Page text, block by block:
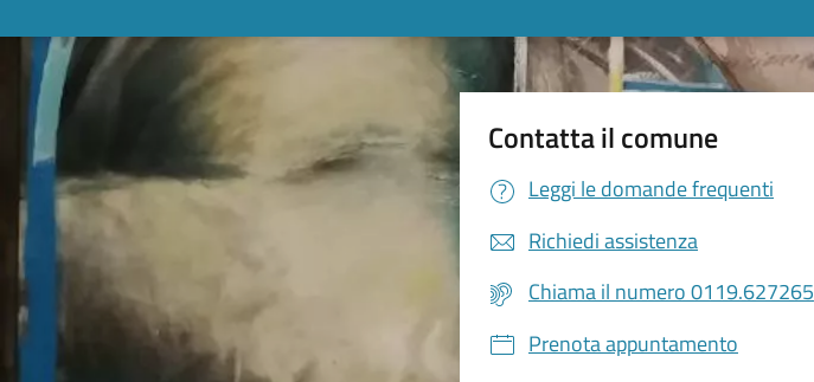
Contatta il comune
Leggi le domande frequenti
Richiedi assistenza
Chiama il numero 0119.627265
Prenota appuntamento